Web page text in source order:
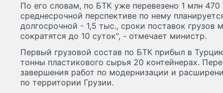
По его словам, по БТК уже перевезено 1 млн 470
среднесрочной перспективе по нему
долгосрочной - 1,5 тыс., сроки поставок
сократятся до 10 суток", - отмечает министр.
Первый грузовой состав по БТК прибыл в
тонны пластикового сырья 20 контейнерах.
завершения работ по модернизации и
по территории Грузии.